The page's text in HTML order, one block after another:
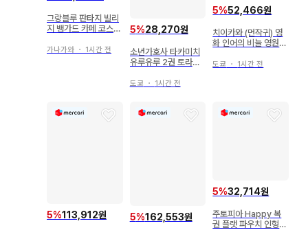
그랑블루 판타지 빌리
지 뱅가드 카페 코스터
가나가와 ・ 1시간 전
5%28,270원
소년가호사 타카미치
유루유루 2권 토라노
2P 소책자
도쿄 ・ 1시간 전
5%52,466원
치이카와 (먼작귀) 영
화 인어의 비늘 영원의
도쿄 ・ 1시간 전
5%113,912원 5%162,553원
5%32,714원
주토피아 Happy 복
권 플랫 파우치 인형